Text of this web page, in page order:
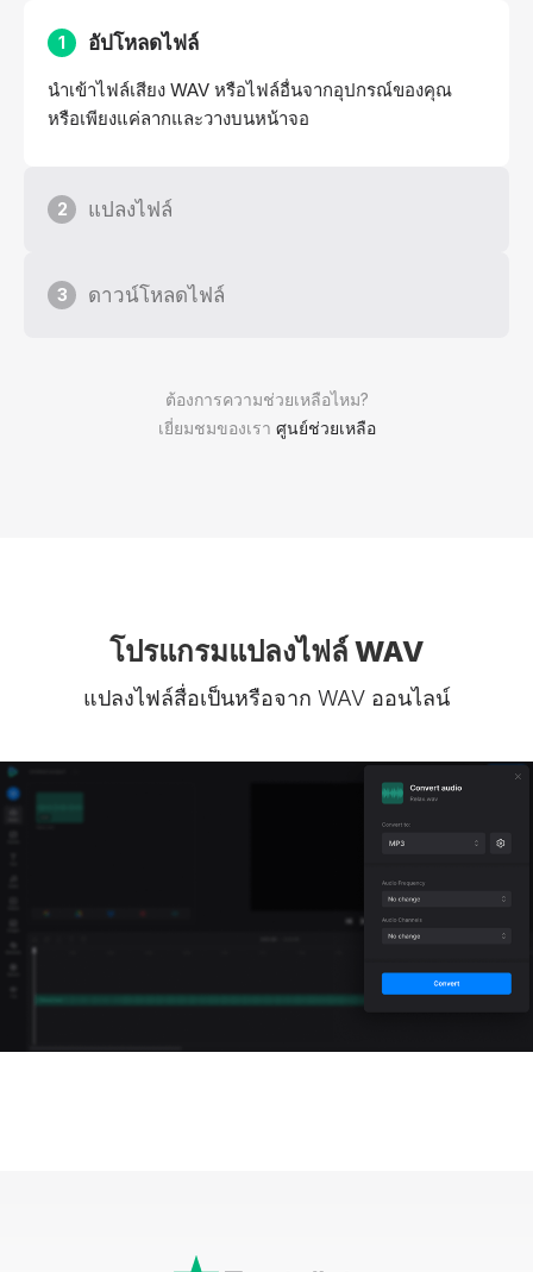
ต้องการความช่วยเหลือไหม?
เยี่ยมชมของเรา ศูนย์ช่วยเหลือ
1 อัปโหลดไฟล์
นำเข้าไฟล์เสียง WAV หรือไฟล์อื่นจากอุปกรณ์ของคุณ
หรือเพียงแค่ลากและวางบนหน้าจอ
2 แปลงไฟล์
3 ดาวน์โหลดไฟล์
โปรแกรมแปลงไฟล์ WAV
แปลงไฟล์สื่อเป็นหรือจาก WAV ออนไลน์